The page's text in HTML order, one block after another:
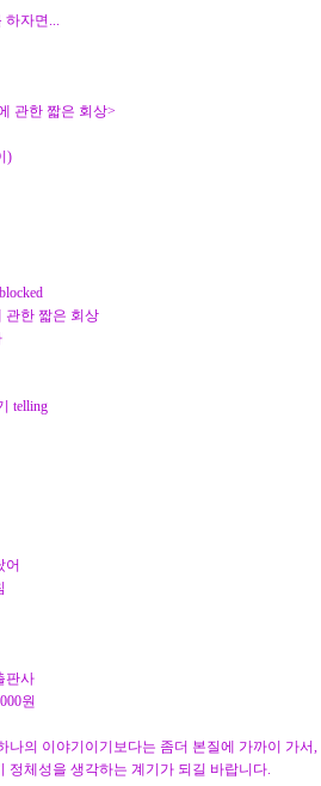
하자면...
관한 짧은 회상>
)
관한 짧은 회상
telling
어
판사
원
나의 이야기이기보다는 좀더 본질에 가까이 가서,
정체성을 생각하는 계기가 되길 바랍니다.